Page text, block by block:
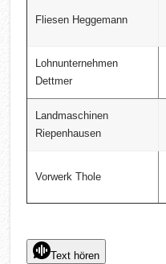
Fliesen Heggemann
Lohnunternehmen
Dettmer
Landmaschinen
Riepenhausen
Vorwerk Thole
Text hören